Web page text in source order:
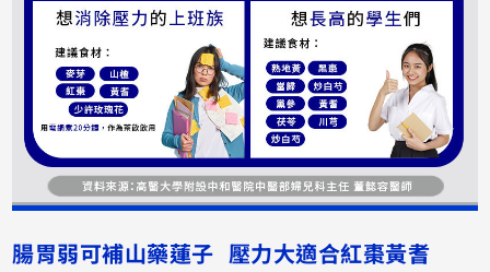
腸胃弱可補山藥蓮子 壓力大適合紅棗黃耆